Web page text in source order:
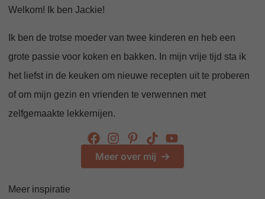
Welkom! Ik ben Jackie!
Ik ben de trotse moeder van twee kinderen en heb een
grote passie voor koken en bakken. In mijn vrije tijd sta ik
het liefst in de keuken om nieuwe recepten uit te proberen
of om mijn gezin en vrienden te verwennen met
zelfgemaakte lekkernijen.
Meer over mij
Meer inspiratie